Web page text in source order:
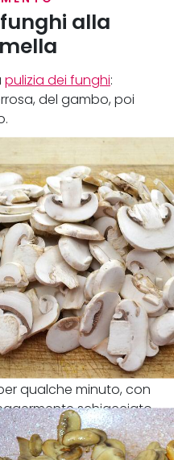
alla
pulizia dei funghi:
del gambo, poi
qualche minuto, con
schiacciato.